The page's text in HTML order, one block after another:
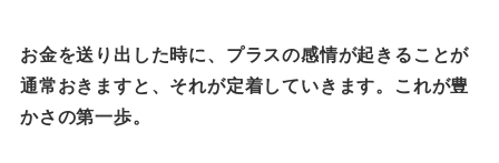
お金を送り出した時に、プラスの感情が起きることが
通常おきますと、それが定着していきます。これが豊
かさの第一歩。